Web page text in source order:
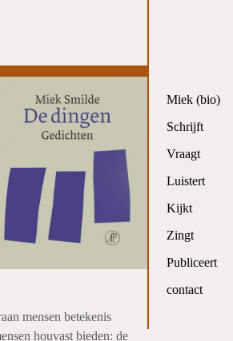
Miek (bio)
Schrijft
Vraagt
Luistert
Kijkt
Zingt
Publiceert
contact
mensen betekenis
houvast bieden: de